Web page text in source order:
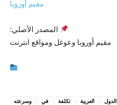
مقيم أوروبا
المصدر الأصلي:
مقيم أوروبا وعوغل ومواقع انترنت
الدول العربية تكلفة في وسرعته